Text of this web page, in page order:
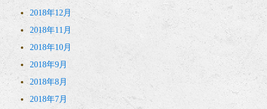
2018年12月
2018年11月
2018年10月
2018年9月
2018年8月
2018年7月